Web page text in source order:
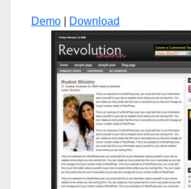
Demo Download